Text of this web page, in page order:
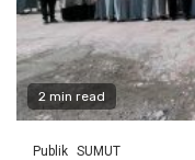
2 min read
Publik SUMUT